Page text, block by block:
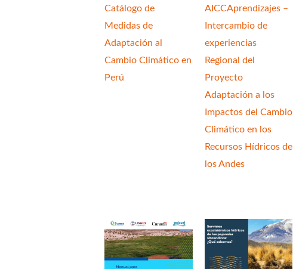
Catálogo de
Medidas de
Adaptación al
Cambio Climático en
Perú
AICCAprendizajes –
Intercambio de
experiencias
Regional del
Proyecto
Adaptación a los
Impactos del Cambio
Climático en los
Recursos Hídricos de
los Andes